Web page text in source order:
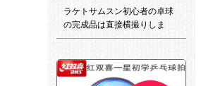
ラケトサムスン初心者の卓球
の完成品は直接横撮りしま
す。学生2匹はppqを入れま
つのボンバーを支配する。